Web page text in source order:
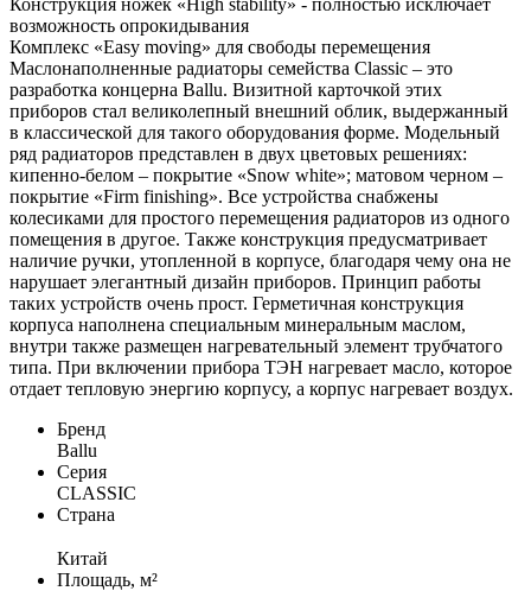
возможность опрокидывания
Комплекс «Easy moving» для свободы перемещения
Маслонаполненные радиаторы семейства Classiс – это
разработка концерна Ballu. Визитной карточкой этих
приборов стал великолепный внешний облик, выдержанный
в классической для такого оборудования форме. Модельный
ряд радиаторов представлен в двух цветовых решениях:
кипенно-белом – покрытие «Snow white»; матовом черном –
покрытие «Firm finishing». Все устройства снабжены
колесиками для простого перемещения радиаторов из одного
помещения в другое. Также конструкция предусматривает
наличие ручки, утопленной в корпусе, благодаря чему она не
нарушает элегантный дизайн приборов. Принцип работы
таких устройств очень прост. Герметичная конструкция
корпуса наполнена специальным минеральным маслом,
внутри также размещен нагревательный элемент трубчатого
типа. При включении прибора ТЭН нагревает масло, которое
отдает тепловую энергию корпусу, а корпус нагревает воздух.
Бренд
Ballu
Серия
CLASSIC
Страна
Китай
Площадь, м²